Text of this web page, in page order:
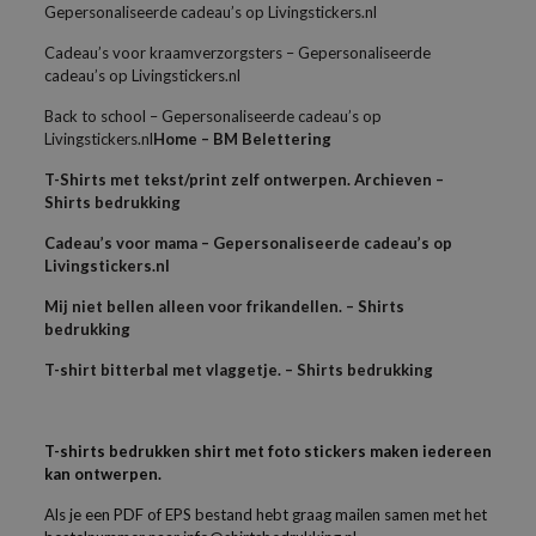
Gepersonaliseerde cadeau’s op Livingstickers.nl
Cadeau’s voor kraamverzorgsters – Gepersonaliseerde
cadeau’s op Livingstickers.nl
Back to school – Gepersonaliseerde cadeau’s op
Livingstickers.nlHome – BM Belettering
T-Shirts met tekst/print zelf ontwerpen. Archieven –
Shirts bedrukking
Cadeau’s voor mama – Gepersonaliseerde cadeau’s op
Livingstickers.nl
Mij niet bellen alleen voor frikandellen. – Shirts
bedrukking
T-shirt bitterbal met vlaggetje. – Shirts bedrukking
T-shirts bedrukken shirt met foto stickers maken iedereen
kan ontwerpen.
Als je een PDF of EPS bestand hebt graag mailen samen met het